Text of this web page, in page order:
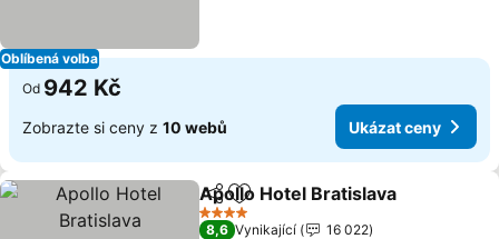
Oblíbená volba
Od 942 Kč
Zobrazte si ceny z 10 webů Ukázat ceny
SdíletPřidat na seznam oblíbených
Apollo Hotel Bratislava
4 Počet hvězdiček
8,6 Vynikající
16 022